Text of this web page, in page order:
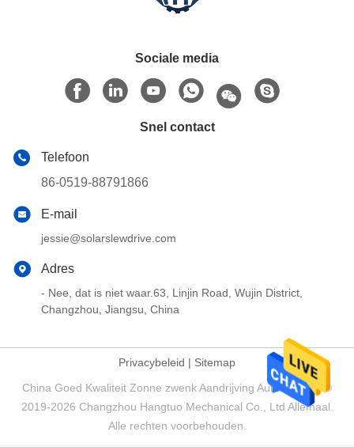
Sociale media
Snel contact
Telefoon
86-0519-88791866
E-mail
jessie@solarslewdrive.com
Adres
- Nee, dat is niet waar.63, Linjin Road, Wujin District,
Changzhou, Jiangsu, China
Privacybeleid | Sitemap
China Goed Kwaliteit Zonne zwenk Aandrijving Auteursrecht ©
2019-2026 Changzhou Hangtuo Mechanical Co., Ltd Allemaal.
Alle rechten voorbehouden.